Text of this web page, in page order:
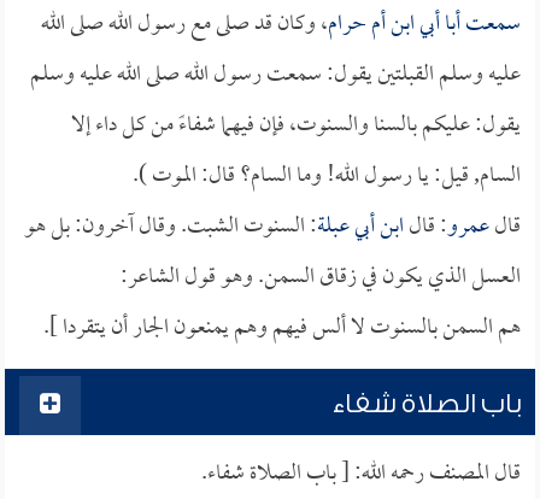
سمعتأبا أبي ابن أم حرام، وكان قد صلى مع رسول الله صلى الله
عليه وسلم القبلتين يقول: سمعت رسول الله صلى الله عليه وسلم
يقول: عليكم بالسنا والسنوت، فإن فيهما شفاءً من كل داء إلا
السام, قيل: يا رسول الله! وما السام؟ قال: الموت ).
قالعمرو: قالابن أبي عبلة: السنوت الشبت. وقال آخرون: بل هو
العسل الذي يكون في زقاق السمن. وهو قول الشاعر:
هم السمن بالسنوت لا ألس فيهم وهم يمنعون الجار أن يتقردا ].
باب الصلاة شفاء
قال المصنف رحمه الله: [ باب الصلاة شفاء.